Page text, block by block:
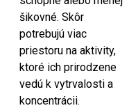
šikovné. Skôr
potrebujú viac
priestoru na aktivity,
ktoré ich prirodzene
vedú k vytrvalosti a
koncentrácii.